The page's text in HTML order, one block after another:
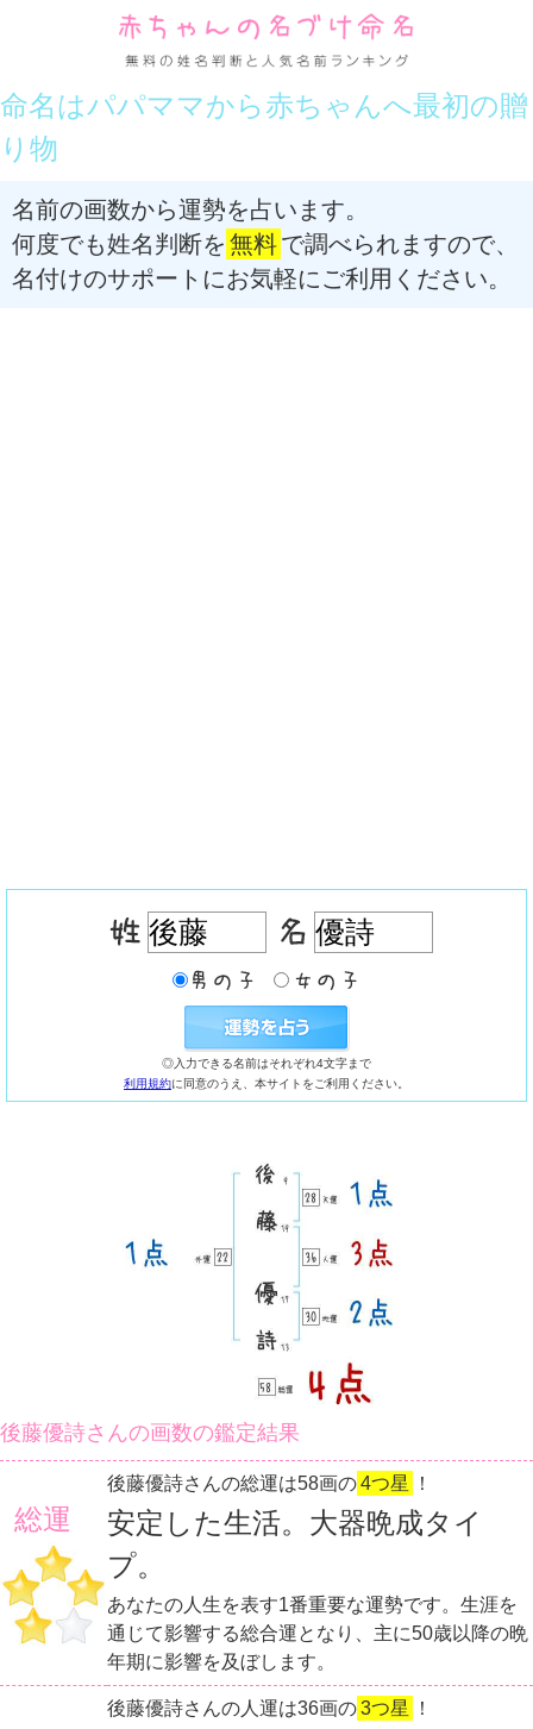
命名はパパママから赤ちゃんへ最初の贈
り物
名前の画数から運勢を占います。
何度でも姓名判断を 無料で調べられますので、
名付けのサポートにお気軽にご利用ください。
◎入力できる名前はそれぞれ4文字まで
利用規約に同意のうえ、本サイトをご利用ください。
後藤優詩さんの画数の鑑定結果
総運
後藤優詩さんの総運は58画の4つ星 ！
安定した生活。大器晩成タイ
プ。
あなたの人生を表す1番重要な運勢です。生涯を
通じて影響する総合運となり、主に50歳以降の晩
年期に影響を及ぼします。
後藤優詩さんの人運は36画の3つ星 ！